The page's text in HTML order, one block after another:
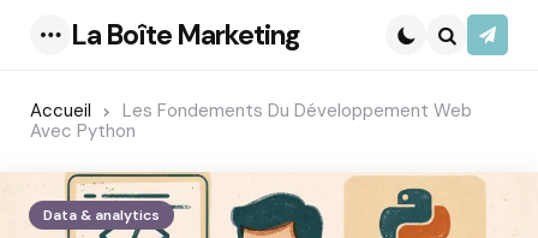
La Boîte Marketing
Accueil
Les Fondements Du Développement Web
Avec Python
Data & analytics